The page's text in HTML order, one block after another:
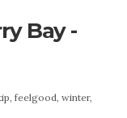
Bay -
feelgood, winter,